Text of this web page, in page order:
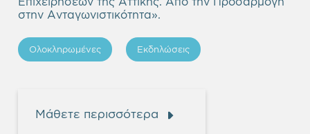
στην Ανταγωνιστικότητα».
Ολοκληρωμένες Εκδηλώσεις
Μάθετε περισσότερα